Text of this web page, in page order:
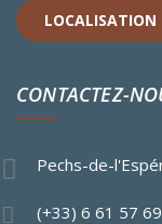
LOCALISATION
CONTACTEZ-
Pechs-de-
(+33) 6 61 57